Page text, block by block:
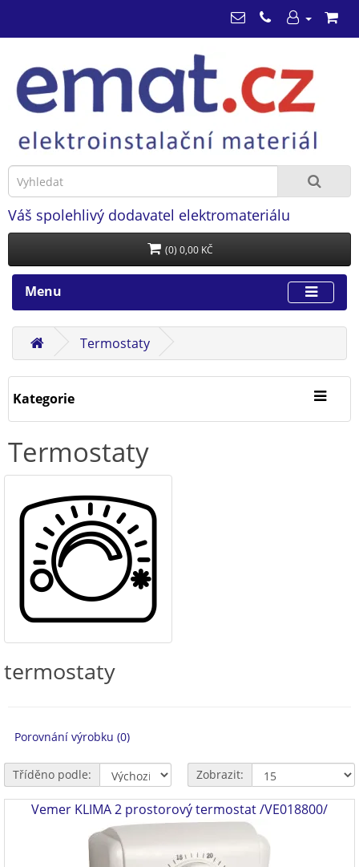
Váš spolehlivý dodavatel elektromateriálu
(0) 0,00 KČ
Menu
Termostaty
Kategorie
Termostaty
termostaty
Porovnání výrobku (0)
Tříděno podle: Zobrazit:
Vemer KLIMA 2 prostorový termostat /VE018800/